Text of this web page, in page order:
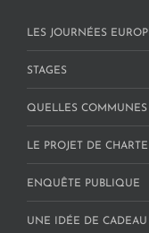
LES JOURNÉES
STAGES
QUELLES
LE PROJET DE
ENQUÊTE PUBLIQUE
UNE IDÉE DE